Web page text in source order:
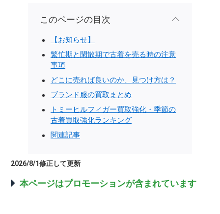
このページの目次
【お知らせ】
繁忙期と閑散期で古着を売る時の注意
事項
どこに売れば良いのか、見つけ方は？
ブランド服の買取まとめ
トミーヒルフィガー買取強化・季節の
古着買取強化ランキング
関連記事
2026/8/1修正して更新
本ページはプロモーションが含まれています